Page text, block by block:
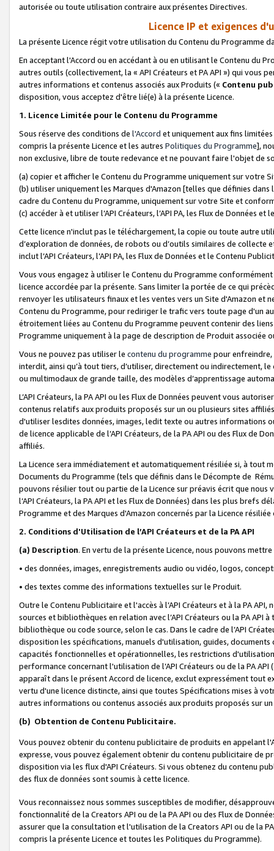
autorisée ou toute utilisation contraire aux présentes Directives.
Licence IP et exigences
La présente Licence régit votre utilisation du Contenu du Programme
En acceptant l'Accord ou en accédant à ou en utilisant le Contenu du
autres outils (collectivement, la « API Créateurs et PA API ») qui vous
autres informations et contenus associés aux Produits (« Contenu
disposition, vous acceptez d'être lié(e) à la présente Licence.
1. Licence Limitée pour le Contenu du Programme
Sous réserve des conditions de l'Accord et uniquement aux fins
compris la présente Licence et les autres Politiques du Programme],
non exclusive, libre de toute redevance et ne pouvant faire l'objet de
(a) copier et afficher le Contenu du Programme uniquement sur votre
(b) utiliser uniquement les Marques d'Amazon [telles que définies dans
cadre du Contenu du Programme, uniquement sur votre Site et
(c) accéder à et utiliser l’API Créateurs, l’API PA, les Flux de Données
Cette licence n'inclut pas le téléchargement, la copie ou toute autre
d’exploration de données, de robots ou d’outils similaires de
inclut l’API Créateurs, l’API PA, les Flux de Données et le Contenu
Vous vous engagez à utiliser le Contenu du Programme
licence accordée par la présente. Sans limiter la portée de ce qui
renvoyer les utilisateurs finaux et les ventes vers un Site d'Amazon et
Contenu du Programme, pour rediriger le trafic vers toute page d'un
étroitement liées au Contenu du Programme peuvent contenir des
Programme uniquement à la page de description de Produit associée
Vous ne pouvez pas utiliser le contenu du programme pour
interdit, ainsi qu’à tout tiers, d’utiliser, directement ou indirectement,
ou multimodaux de grande taille, des modèles d’apprentissage
L’API Créateurs, la PA API ou les Flux de Données peuvent vous
contenus relatifs aux produits proposés sur un ou plusieurs sites
d'utiliser lesdites données, images, ledit texte ou autres informations
de licence applicable de l’API Créateurs, de la PA API ou des Flux de
affiliés.
La Licence sera immédiatement et automatiquement résiliée si, à
Documents du Programme (tels que définis dans le Décompte de
pouvons résilier tout ou partie de la Licence sur préavis écrit que
l’API Créateurs, la PA API et les Flux de Données) dans les plus
Programme et des Marques d'Amazon concernés par la Licence
2. Conditions d'Utilisation de l’API Créateurs et de la PA API
(a) Description. En vertu de la présente Licence, nous pouvons
• des données, images, enregistrements audio ou vidéo, logos,
• des textes comme des informations textuelles sur le Produit.
Outre le Contenu Publicitaire et l'accès à l’API Créateurs et à la PA
sources et bibliothèques en relation avec l’API Créateurs ou la PA
bibliothèque ou code source, selon le cas. Dans le cadre de l’API
disposition les spécifications, manuels d'utilisation, guides,
capacités fonctionnelles et opérationnelles, les restrictions
performance concernant l'utilisation de l’API Créateurs ou de la PA
apparaît dans le présent Accord de licence, exclut expressément tout
vertu d'une licence distincte, ainsi que toutes Spécifications mises à
autres informations ou contenus associés aux produits proposés sur
(b) Obtention de Contenu Publicitaire.
Vous pouvez obtenir du contenu publicitaire de produits en appelant
expresse, vous pouvez également obtenir du contenu publicitaire de
disposition via les flux d'API Créateurs. Si vous obtenez du contenu
des flux de données sont soumis à cette licence.
Vous reconnaissez nous sommes susceptibles de modifier,
fonctionnalité de la Creators API ou de la PA API ou des Flux de
assurer que la consultation et l'utilisation de la Creators API ou de la
compris la présente Licence et toutes les Politiques du Programme).